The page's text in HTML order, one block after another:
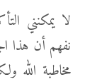
لا يمكنني
نفهم أن هذا
مخاطبة الله